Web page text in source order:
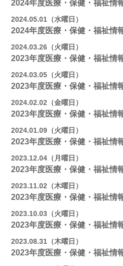
2024年度医療・保健・福祉情
2024.05.01（水曜日）
2024年度医療・保健・福祉情
2024.03.26（火曜日）
2023年度医療・保健・福祉情
2024.03.05（火曜日）
2023年度医療・保健・福祉情
2024.02.02（金曜日）
2023年度医療・保健・福祉情
2024.01.09（火曜日）
2023年度医療・保健・福祉情
2023.12.04（月曜日）
2023年度医療・保健・福祉情
2023.11.02（木曜日）
2023年度医療・保健・福祉情
2023.10.03（火曜日）
2023年度医療・保健・福祉情
2023.08.31（木曜日）
2023年度医療・保健・福祉情